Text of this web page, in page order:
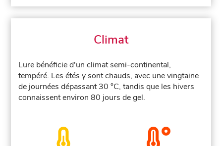
Climat
Lure bénéficie d'un climat semi-continental,
tempéré. Les étés y sont chauds, avec une vingtaine
de journées dépassant 30 °C, tandis que les hivers
connaissent environ 80 jours de gel.